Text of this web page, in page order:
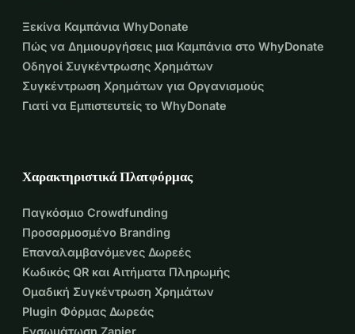
Ξεκίνα Καμπάνια WhyDonate
Πώς να Δημιουργήσεις μια Καμπάνια στο WhyDonate
Οδηγοί Συγκέντρωσης Χρημάτων
Συγκέντρωση Χρημάτων για Οργανισμούς
Γιατί να Εμπιστευτείς το WhyDonate
Χαρακτηριστικά Πλατφόρμας
Παγκόσμιο Crowdfunding
Προσαρμοσμένο Branding
Επαναλαμβανόμενες Δωρεές
Κωδικός QR και Αιτήματα Πληρωμής
Ομαδική Συγκέντρωση Χρημάτων
Plugin Φόρμας Δωρεάς
Ενσωμάτωση Zapier